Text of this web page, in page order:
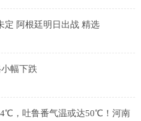
定 阿根廷明日出战 精选
幅下跌
，吐鲁番气温或达50℃！河南